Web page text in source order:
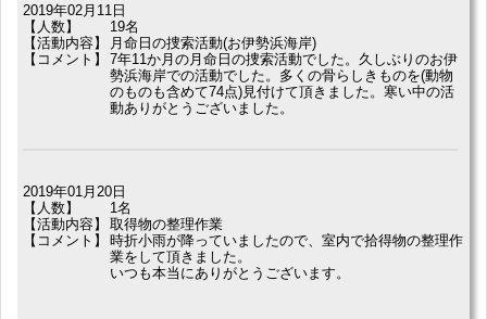
2019年02月11日
【人数】
19名
【活動内容】
月命日の捜索活動(お伊勢浜海岸)
【コメント】
7年11か月の月命日の捜索活動でした。久しぶりのお伊
勢浜海岸での活動でした。多くの骨らしきものを(動物
のものも含めて74点)見付けて頂きました。寒い中の活
動ありがとうございました。
2019年01月20日
【人数】
1名
【活動内容】
取得物の整理作業
【コメント】
時折小雨が降っていましたので、室内で拾得物の整理作
業をして頂きました。
いつも本当にありがとうございます。